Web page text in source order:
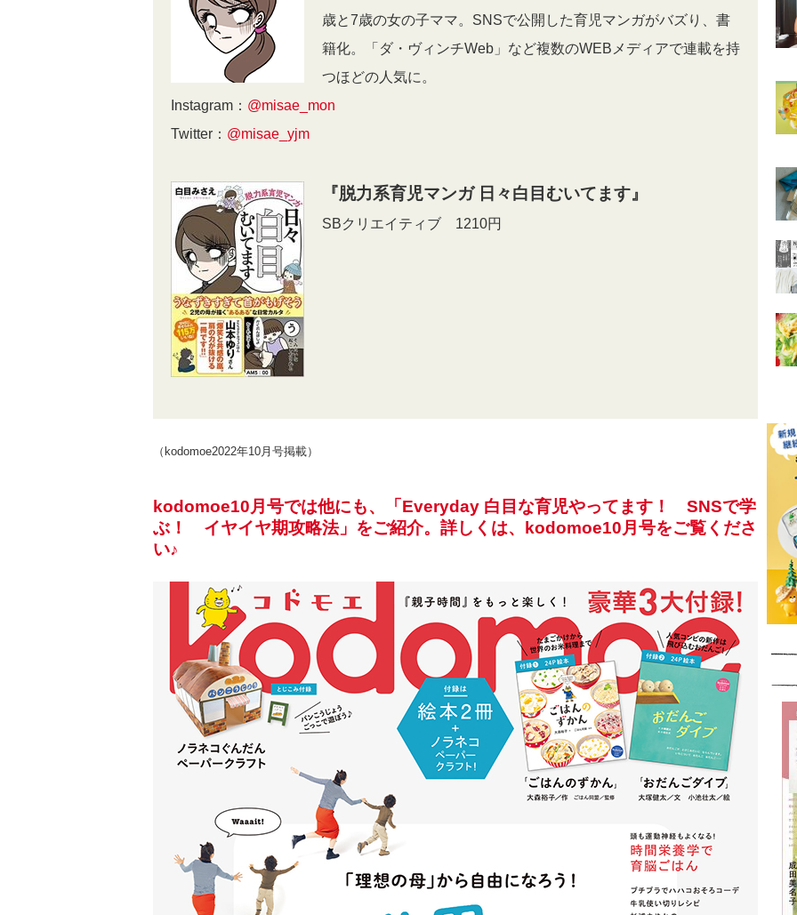
歳と7歳の女の子ママ。SNSで公開した育児マンガがバズり、書
籍化。「ダ・ヴィンチWeb」など複数のWEBメディアで連載を持
つほどの人気に。
Instagram： @misae_mon
Twitter： @misae_yjm
『脱力系育児マンガ 日々白目むいてます』
SBクリエイティブ 1210円
（kodomoe2022年10月号掲載）
kodomoe10月号では他にも、「Everyday 白目な育児やってます！ SNSで学
ぶ！ イヤイヤ期攻略法」をご紹介。詳しくは、kodomoe10月号をご覧くださ
い♪